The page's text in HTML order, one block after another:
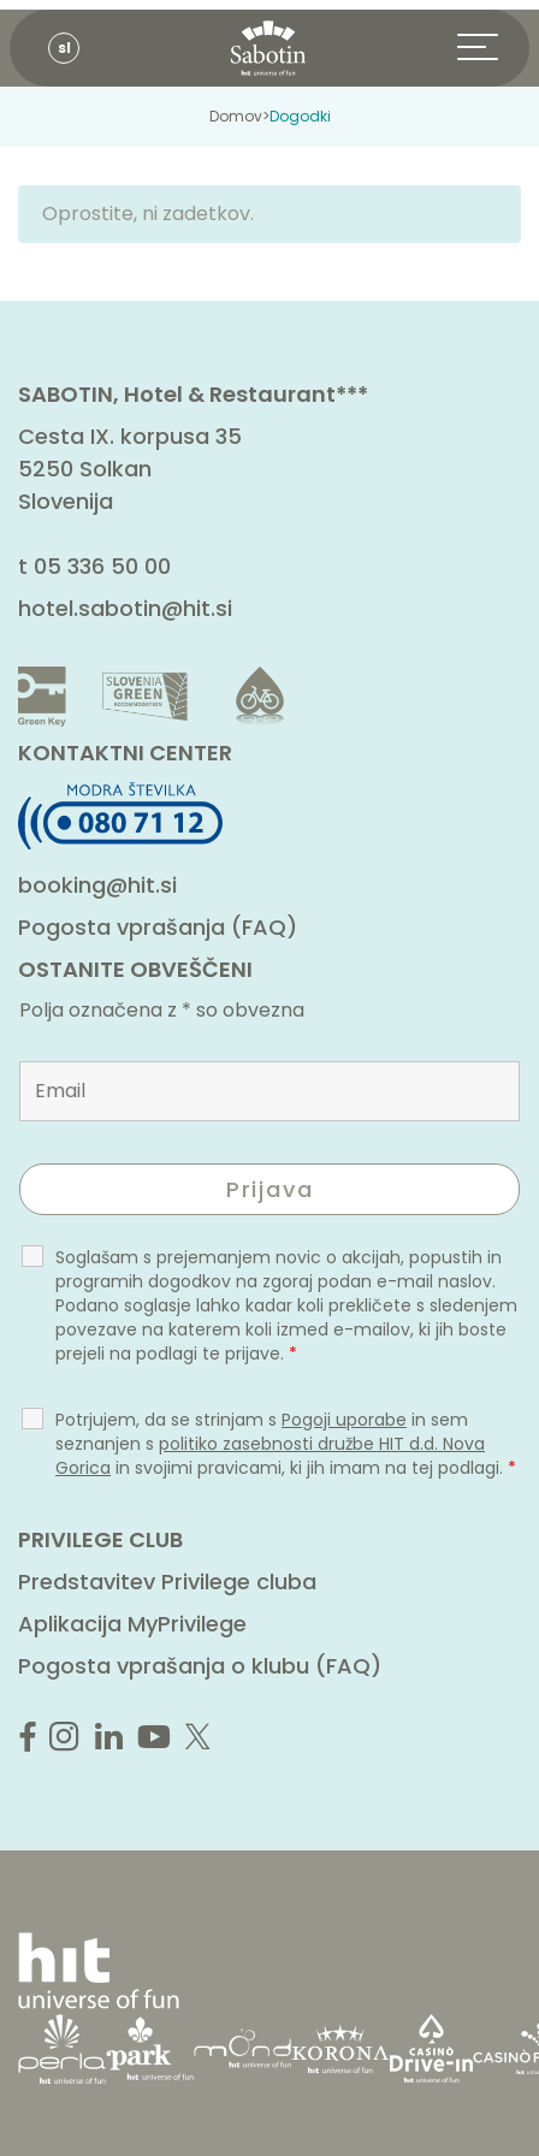
sl
Domov>Dogodki
Oprostite, ni zadetkov.
SABOTIN, Hotel & Restaurant***
Cesta IX. korpusa 35
5250 Solkan
Slovenija
t 05 336 50 00
hotel.sabotin@hit.si
KONTAKTNI CENTER
booking@hit.si
Pogosta vprašanja (FAQ)
OSTANITE OBVEŠČENI
Polja označena z * so obvezna
Soglašam s prejemanjem novic o akcijah, popustih in
programih dogodkov na zgoraj podan e-mail naslov.
Podano soglasje lahko kadar koli prekličete s sledenjem
povezave na katerem koli izmed e-mailov, ki jih boste
prejeli na podlagi te prijave. *
Potrjujem, da se strinjam s Pogoji uporabe in sem
seznanjen s politiko zasebnosti družbe HIT d.d. Nova
Gorica in svojimi pravicami, ki jih imam na tej podlagi. *
PRIVILEGE CLUB
Predstavitev Privilege cluba
Aplikacija MyPrivilege
Pogosta vprašanja o klubu (FAQ)